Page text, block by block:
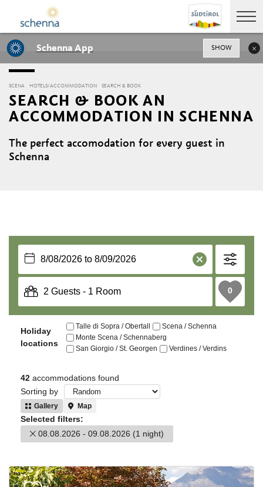
SCENA HOTELS/ACCOMMODATION SEARCH & BOOK
SEARCH & BOOK AN
ACCOMMODATION IN SCHENNA
The perfect accomodation for every guest in
Schenna
Schenna App SHOW